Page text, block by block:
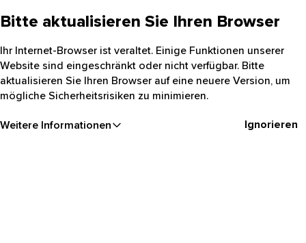
Bitte aktualisieren Sie Ihren Browser
Ihr Internet-Browser ist veraltet. Einige Funktionen unserer
Website sind eingeschränkt oder nicht verfügbar. Bitte
aktualisieren Sie Ihren Browser auf eine neuere Version, um
mögliche Sicherheitsrisiken zu minimieren.
Weitere Informationen Ignorieren